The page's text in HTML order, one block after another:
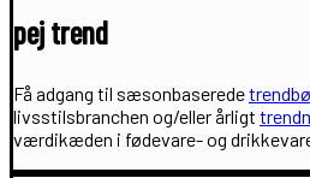
pej trend
Få adgang til sæsonbaserede
livsstilsbranchen og/eller årligt
værdikæden i fødevare- og